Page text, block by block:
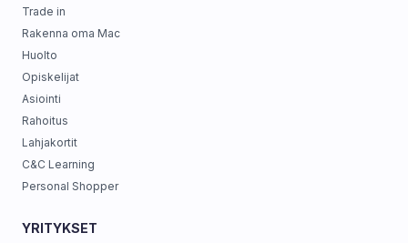
Trade in
Rakenna oma Mac
Huolto
Opiskelijat
Asiointi
Rahoitus
Lahjakortit
C&C Learning
Personal Shopper
YRITYKSET